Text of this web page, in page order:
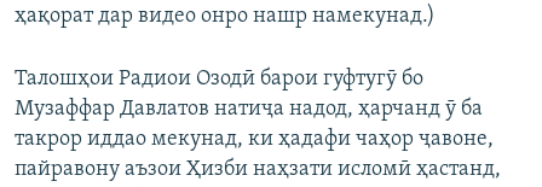
ҳақорат дар видео онро нашр намекунад.)
Талошҳои Радиои Озодӣ барои гуфтугӯ бо
Музаффар Давлатов натиҷа надод, ҳарчанд ӯ ба
такрор иддао мекунад, ки ҳадафи чаҳор ҷавоне,
пайравону аъзои Ҳизби наҳзати исломӣ ҳастанд,